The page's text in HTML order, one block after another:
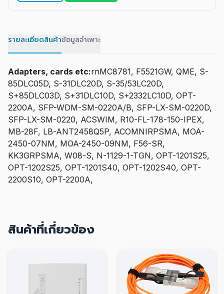
รายละเอียดสินค้าข้อมูลจำเพาะ
Adapters, cards etc:rnMC8781, F5521GW, QME, S-
85DLC05D, S-31DLC20D, S-35/53LC20D,
S+85DLC03D, S+31DLC10D, S+2332LC10D, OPT-
2200A, SFP-WDM-SM-0220A/B, SFP-LX-SM-0220D,
SFP-LX-SM-0220, ACSWIM, R10-FL-178-150-IPEX,
MB-28F, LB-ANT2458Q5P, ACOMNIRPSMA, MOA-
2450-07NM, MOA-2450-09NM, F56-SR,
KK3GRPSMA, W08-S, N-1129-1-TGN, OPT-1201S25,
OPT-1202S25, OPT-1201S40, OPT-1202S40, OPT-
2200S10, OPT-2200A,
สินค้าที่เกี่ยวข้อง